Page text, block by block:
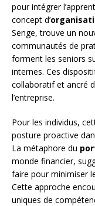
pour intégrer
concept d’
Senge, trouve un
communautés de
forment les seniors
internes. Ces
collaboratif et ancré
l’entreprise.
Pour les individus,
posture proactive
La métaphore du
monde financier,
faire pour minimiser
Cette approche
uniques de